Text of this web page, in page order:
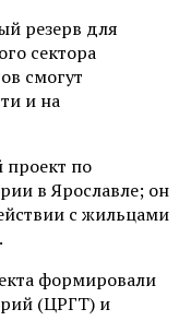
резерв для
сектора
смогут
и на
проект по
в Ярославле; он
с жильцами
формировали
(ЦРГТ) и